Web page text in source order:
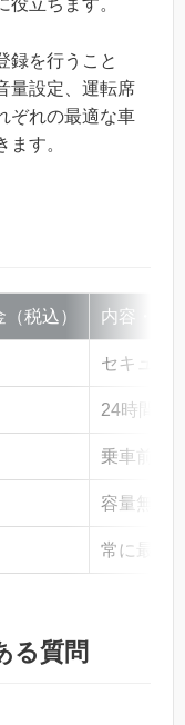
立ちます。
録を行うこと
量設定、運転席
ぞれの最適な車
す。
税込） 内容・ポ
セキュリ
24時間
乗車前エ
容量無制
常に最新
る質問